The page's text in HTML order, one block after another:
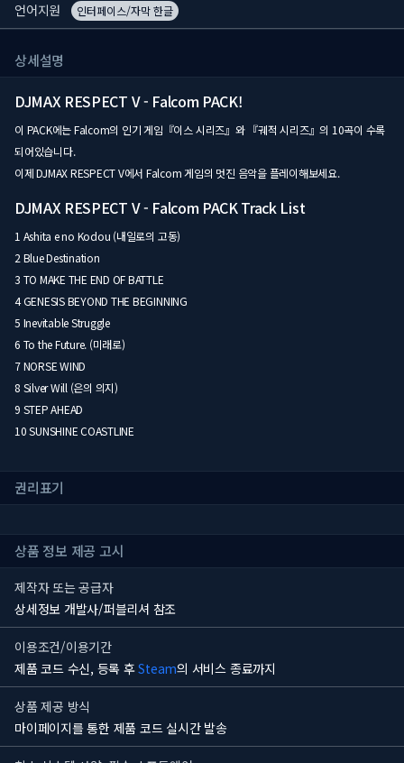
언어지원 인터페이스/자막 한글
상세설명
DJMAX RESPECT V - Falcom PACK!
이 PACK에는 Falcom의 인기 게임『이스 시리즈』와 『궤적 시리즈』의 10곡이 수록
되어있습니다.
이제 DJMAX RESPECT V에서 Falcom 게임의 멋진 음악을 플레이해보세요.
DJMAX RESPECT V - Falcom PACK Track List
1 Ashita e no Kodou (내일로의 고동)
2 Blue Destination
3 TO MAKE THE END OF BATTLE
4 GENESIS BEYOND THE BEGINNING
5 Inevitable Struggle
6 To the Future. (미래로)
7 NORSE WIND
8 Silver Will (은의 의지)
9 STEP AHEAD
10 SUNSHINE COASTLINE
권리표기
상품 정보 제공 고시
제작자 또는 공급자
상세정보 개발사/퍼블리셔 참조
이용조건/이용기간
제품 코드 수신, 등록 후Steam의 서비스 종료까지
상품 제공 방식
마이페이지를 통한 제품 코드 실시간 발송